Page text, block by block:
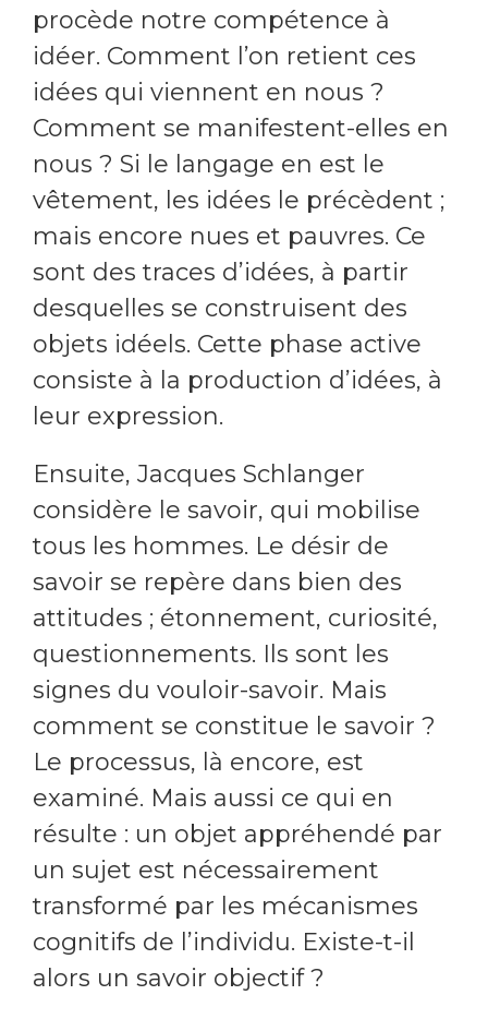
procède notre compétence à
idéer. Comment l’on retient ces
idées qui viennent en nous ?
Comment se manifestent-elles en
nous ? Si le langage en est le
vêtement, les idées le précèdent ;
mais encore nues et pauvres. Ce
sont des traces d’idées, à partir
desquelles se construisent des
objets idéels. Cette phase active
consiste à la production d’idées, à
leur expression.
Ensuite, Jacques Schlanger
considère le savoir, qui mobilise
tous les hommes. Le désir de
savoir se repère dans bien des
attitudes ; étonnement, curiosité,
questionnements. Ils sont les
signes du vouloir-savoir. Mais
comment se constitue le savoir ?
Le processus, là encore, est
examiné. Mais aussi ce qui en
résulte : un objet appréhendé par
un sujet est nécessairement
transformé par les mécanismes
cognitifs de l’individu. Existe-t-il
alors un savoir objectif ?